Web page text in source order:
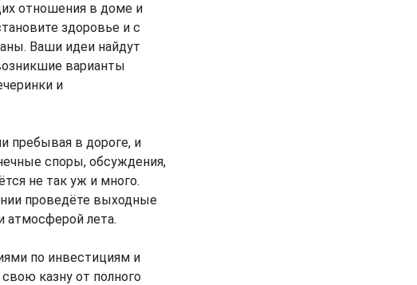
отношения в доме и
здоровье и с
Ваши идеи найдут
варианты
и
пребывая в дороге, и
споры, обсуждения,
не так уж и много.
проведёте выходные
атмосферой лета.
по инвестициям и
казну от полного